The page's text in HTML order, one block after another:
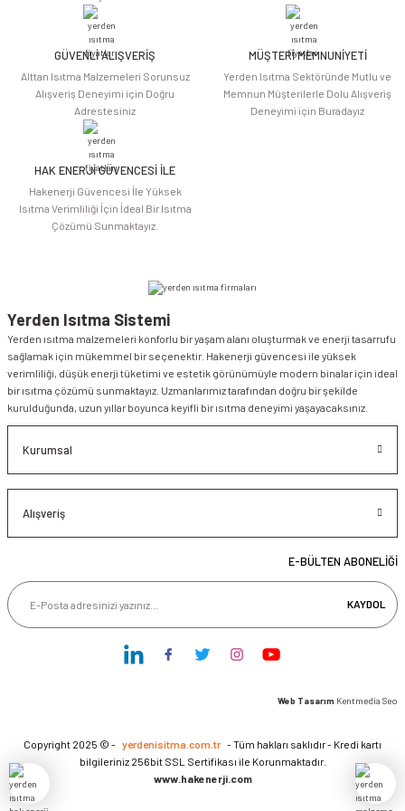
Ürün fiyatı diğer sitelerden daha pahalı.
Bu ürüne benzer farklı alternatifler olmalı.
GÜVENLİ ALIŞVERİŞ
Alttan Isıtma Malzemeleri Sorunsuz
Alışveriş Deneyimi için Doğru
Adrestesiniz
MÜŞTERİ MEMNUNİYETİ
Yerden Isıtma Sektöründe Mutlu ve
Memnun Müşterilerle Dolu Alışveriş
Deneyimi için Buradayız
HAK ENERJİ GÜVENCESİ İLE
Hakenerji Güvencesi İle Yüksek
Isıtma Verimliliği İçin İdeal Bir Isıtma
Çözümü Sunmaktayız.
Yerden Isıtma Sistemi
Yerden ısıtma malzemeleri konforlu bir yaşam alanı oluşturmak ve enerji tasarrufu
sağlamak için mükemmel bir seçenektir. Hakenerji güvencesi ile yüksek
verimliliği, düşük enerji tüketimi ve estetik görünümüyle modern binalar için ideal
bir ısıtma çözümü sunmaktayız. Uzmanlarımız tarafından doğru bir şekilde
kurulduğunda, uzun yıllar boyunca keyifli bir ısıtma deneyimi yaşayacaksınız.
Kurumsal
Alışveriş
E-BÜLTEN ABONELİĞİ
KAYDOL
Web Tasarım Kentmedia Seo
Copyright 2025 © - yerdenisitma.com.tr - Tüm hakları saklıdır - Kredi kartı
bilgileriniz 256bit SSL Sertifikası ile Korunmaktadır.
www.hakenerji.com